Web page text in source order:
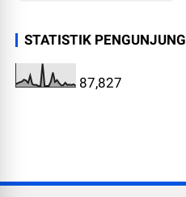
STATISTIK PENGUNJUNG
87,827